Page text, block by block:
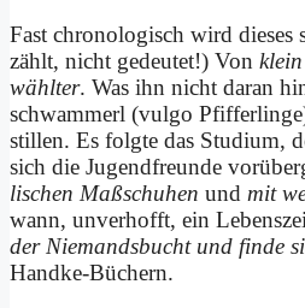
Fast chro­no­lo­gisch wird
zählt, nicht ge­deu­tet!) Von
wähl­ter. Was ihn nicht dar­an
schwam­merl (vul­go
stil­len. Es folg­te das Stu­di­um,
sich die Jugend­freunde
lischen Maß­schu­hen und mit
wann, un­ver­hofft, ein
der Nie­mands­bucht und fin­de
Hand­ke-Bü­chern.